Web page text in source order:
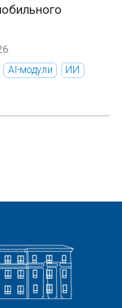
AI-модули
ИИ